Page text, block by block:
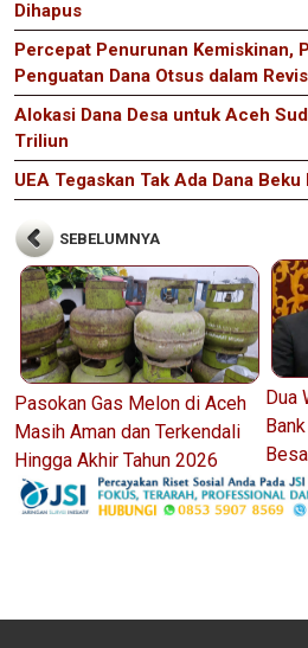
Dihapus
Percepat Penurunan Kemiskinan,
Penguatan Dana Otsus dalam
Alokasi Dana Desa untuk Aceh
Triliun
UEA Tegaskan Tak Ada Dana
SEBELUMNYA
Pasokan Gas Melon di Aceh
Masih Aman dan Terkendali
Hingga Akhir Tahun 2026
Dua